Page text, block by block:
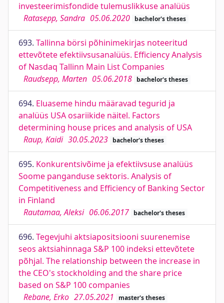
investeerimisfondide tulemuslikkuse analüüs
Ratasepp, Sandra 05.06.2020 bachelor's theses
693. Tallinna börsi põhinimekirjas noteeritud
ettevõtete efektiivsusanalüüs. Efficiency Analysis
of Nasdaq Tallinn Main List Companies
Raudsepp, Marten 05.06.2018 bachelor's theses
694. Eluaseme hindu määravad tegurid ja
analüüs USA osariikide näitel. Factors
determining house prices and analysis of USA
Raup, Kaidi 30.05.2023 bachelor's theses
695. Konkurentsivõime ja efektiivsuse analüüs
Soome panganduse sektoris. Analysis of
Competitiveness and Efficiency of Banking Sector
in Finland
Rautamaa, Aleksi 06.06.2017 bachelor's theses
696. Tegevjuhi aktsiapositsiooni suurenemise
seos aktsiahinnaga S&P 100 indeksi ettevõtete
põhjal. The relationship between the increase in
the CEO's stockholding and the share price
based on S&P 100 companies
Rebane, Erko 27.05.2021 master's theses